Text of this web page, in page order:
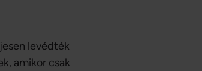
levédték
amikor csak